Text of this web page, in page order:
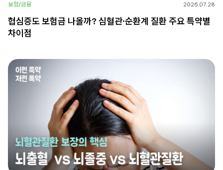
보험/금융 2026.07.28
협심증도 보험금 나올까? 심혈관·순환계 질환 주요 특약별
차이점